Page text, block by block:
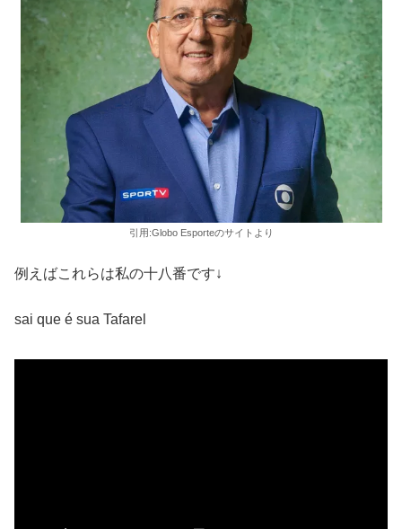
引用:Globo Esporteのサイトより
例えばこれらは私の十八番です↓
sai que é sua Tafarel